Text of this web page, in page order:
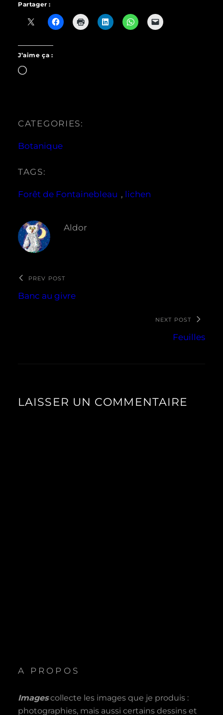
Partager :
J’aime ça :
Chargement…
CATEGORIES:
Botanique
TAGS:
Forêt de Fontainebleau , lichen
Aldor
PREV POST
Banc au givre
NEXT POST
Feuilles
LAISSER UN COMMENTAIRE
A PROPOS
Imagescollecte les images que je produis :
photographies, mais aussi certains dessins et